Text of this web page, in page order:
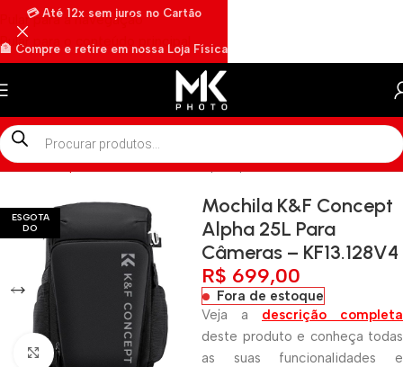
Pular para a navegação
Pular para o conteúdo principal
Início»Shop»Mochila K&F Concept Alpha 25L Para Câmeras –
ESGOTA
DO
Clique para ampliar
Mochila K&F Concept
Alpha 25L Para
Câmeras – KF13.128V4
R$ 699,00
Fora de estoque
Veja a descrição completa
deste produto e conheça todas
as suas funcionalidades e
💳 Até 12x sem juros no Cartão
🏦 Compre e retire em nossa Loja Física
🏍️ Envios rápidos por Motoboy